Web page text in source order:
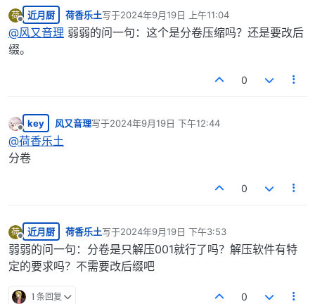
荷
离线
近月厨 荷香乐土写于2024年9月19日 上午11:04
最后由 编辑
@风又音理 弱弱的问一句：这个是分卷压缩吗？还是要改后
缀。
0
离线
key 风又音理写于2024年9月19日 下午12:44
最后由 编辑
@荷香乐土
分卷
0
荷
离线
近月厨 荷香乐土写于2024年9月19日 下午3:53
最后由 编辑
弱弱的问一句：分卷是只解压001就行了吗？解压软件有特
定的要求吗？不需要改后缀吧
1 条回复 0